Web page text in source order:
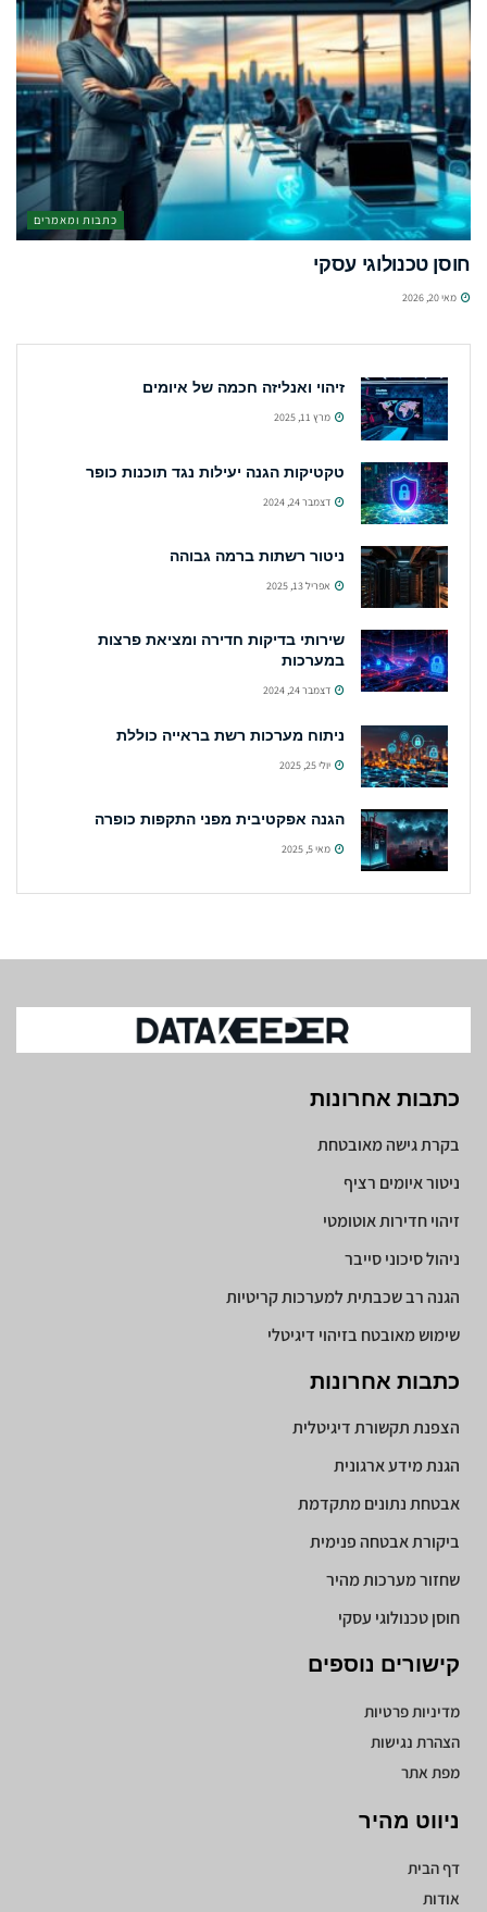
כתבות ומאמרים
חוסן טכנולוגי עסקי
מאי 20, 2026
זיהוי ואנליזה חכמה של איומים
מרץ 11, 2025
טקטיקות הגנה יעילות נגד תוכנות כופר
דצמבר 24, 2024
ניטור רשתות ברמה גבוהה
אפריל 13, 2025
שירותי בדיקות חדירה ומציאת פרצות
במערכות
דצמבר 24, 2024
ניתוח מערכות רשת בראייה כוללת
יולי 25, 2025
הגנה אפקטיבית מפני התקפות כופרה
מאי 5, 2025
ניווט מהיר
דף הבית
אודות
קישורים נוספים
מדיניות פרטיות
הצהרת נגישות
מפת אתר
כתבות אחרונות
הצפנת תקשורת דיגיטלית
הגנת מידע ארגונית
אבטחת נתונים מתקדמת
ביקורת אבטחה פנימית
שחזור מערכות מהיר
חוסן טכנולוגי עסקי
כתבות אחרונות
בקרת גישה מאובטחת
ניטור איומים רציף
זיהוי חדירות אוטומטי
ניהול סיכוני סייבר
הגנה רב שכבתית למערכות קריטיות
שימוש מאובטח בזיהוי דיגיטלי